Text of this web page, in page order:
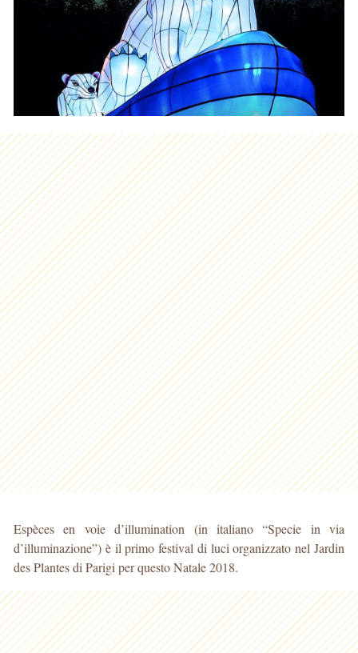
Espèces en voie d’illumination (in italiano “Specie in via
d’illuminazione”) è il primo festival di luci organizzato nel Jardin
des Plantes di Parigi per questo Natale 2018.